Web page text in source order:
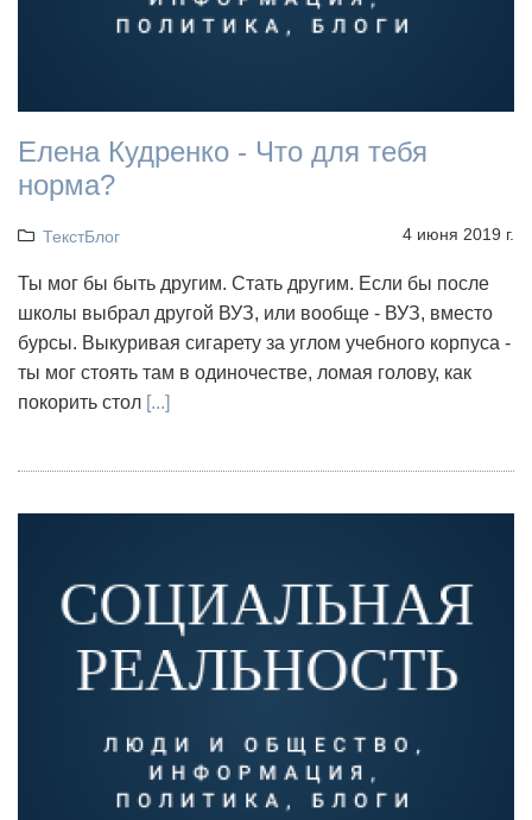
Елена Кудренко - Что для тебя
норма?
ТекстБлог 4 июня 2019 г.
Ты мог бы быть другим. Стать другим. Если бы после
школы выбрал другой ВУЗ, или вообще - ВУЗ, вместо
бурсы. Выкуривая сигарету за углом учебного корпуса -
ты мог стоять там в одиночестве, ломая голову, как
покорить стол [...]